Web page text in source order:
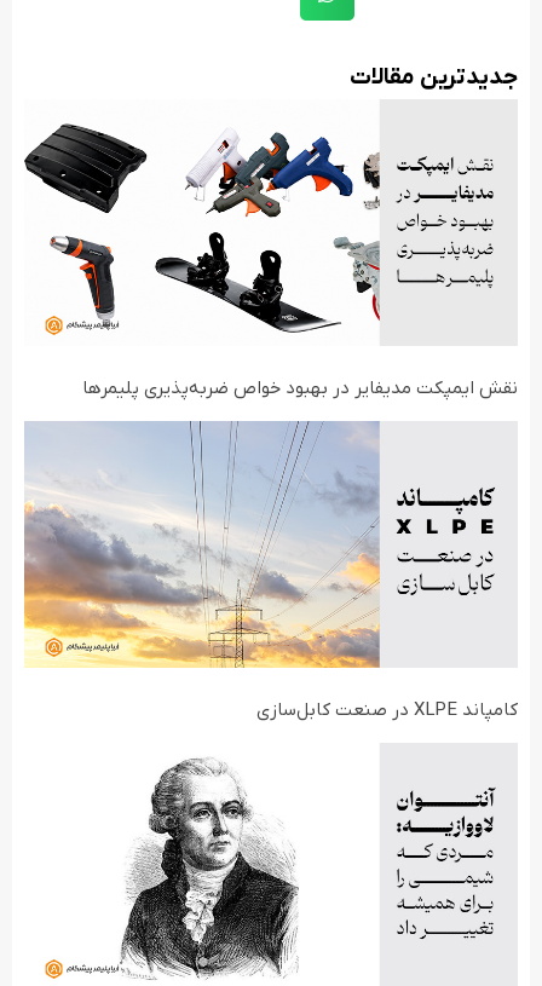
جدید‌ترین مقالات
نقش ایمپکت مدیفایر در بهبود خواص ضربه‌پذیری پلیمرها
کامپاند XLPE در صنعت کابل‌سازی